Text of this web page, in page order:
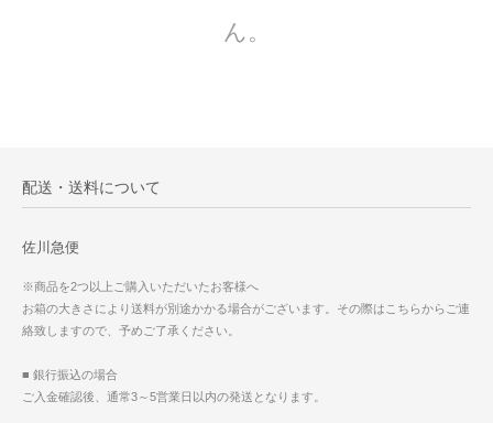
ん。
配送・送料について
佐川急便
※商品を2つ以上ご購入いただいたお客様へ
お箱の大きさにより送料が別途かかる場合がございます。その際はこちらからご連
絡致しますので、予めご了承ください。
■ 銀行振込の場合
ご入金確認後、通常3～5営業日以内の発送となります。